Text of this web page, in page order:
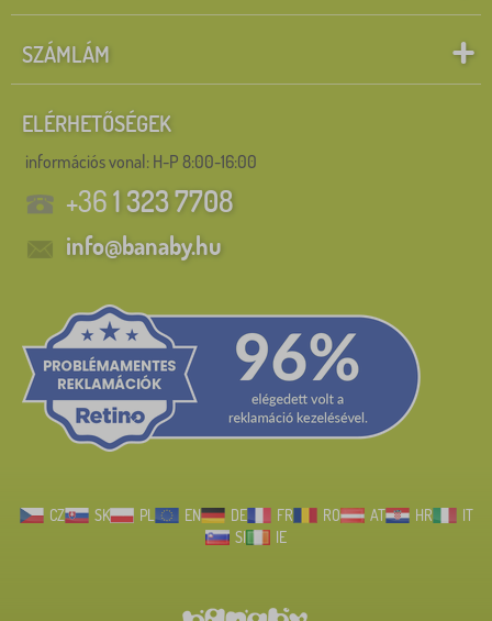
SZÁMLÁM
ELÉRHETŐSÉGEK
információs vonal: H-P 8:00-16:00
+361 323 7708
info@banaby.hu
CZ SK PL EN DE FR RO AT HR
IT
SI
IE